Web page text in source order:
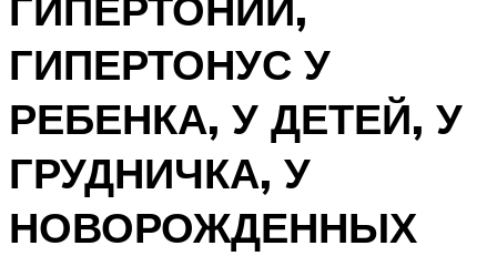
ГИПЕРТОНУС У
РЕБЕНКА, У ДЕТЕЙ, У
ГРУДНИЧКА, У
НОВОРОЖДЕННЫХ